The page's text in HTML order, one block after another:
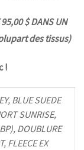
$ DANS UN
plupart des tissus)
!
BLUE SUEDE
SUNRISE,
DOUBLURE
FLEECE EX